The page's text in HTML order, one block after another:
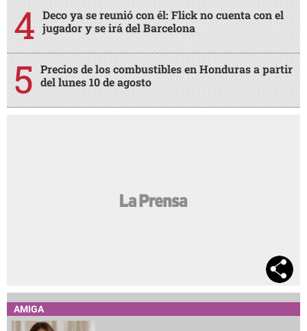
Deco ya se reunió con él: Flick no cuenta con el
jugador y se irá del Barcelona
Precios de los combustibles en Honduras a partir
del lunes 10 de agosto
AMIGA